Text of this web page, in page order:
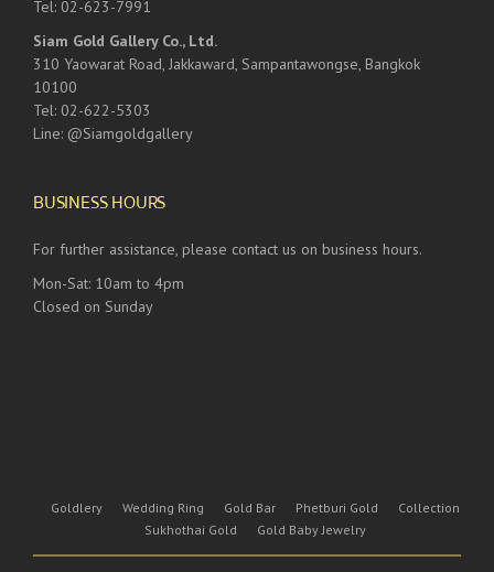
Tel: 02-623-7991
Siam Gold Gallery Co., Ltd.
310 Yaowarat Road, Jakkaward, Sampantawongse, Bangkok
10100
Tel: 02-622-5303
Line: @Siamgoldgallery
BUSINESS HOURS
For further assistance, please contact us on business hours.
Mon-Sat: 10am to 4pm
Closed on Sunday
Goldlery Wedding Ring Gold Bar Phetburi Gold
Collection
Sukhothai Gold
Gold Baby Jewelry